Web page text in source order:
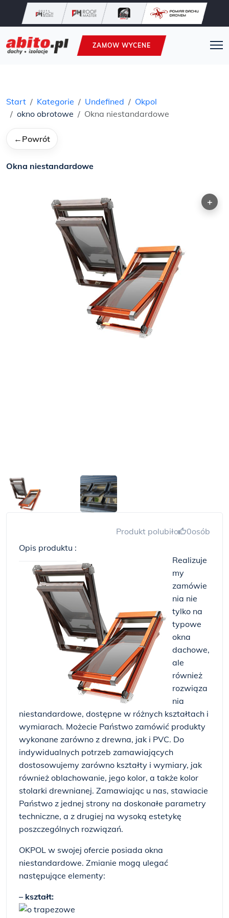
ZAMOW WYCENE
Start Kategorie Undefined
Okpol
okno obrotowe
Okna niestandardowe
← Powrót
Okna niestandardowe
+
Produkt polubiło 0osób
Opis produktu :
Realizuje
my
zamówie
nia nie
tylko na
typowe
okna
dachowe,
ale
również
rozwiąza
nia
niestandardowe, dostępne w różnych kształtach i
wymiarach. Możecie Państwo zamówić produkty
wykonane zarówno z drewna, jak i PVC. Do
indywidualnych potrzeb zamawiających
dostosowujemy zarówno kształty i wymiary, jak
również oblachowanie, jego kolor, a także kolor
stolarki drewnianej. Zamawiając u nas, stawiacie
Państwo z jednej strony na doskonałe parametry
techniczne, a z drugiej na wysoką estetykę
poszczególnych rozwiązań.
OKPOL w swojej ofercie posiada okna
niestandardowe. Zmianie mogą ulegać
następujące elementy:
– kształt: